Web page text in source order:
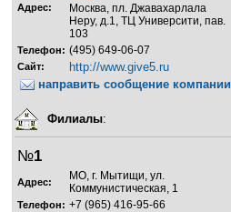
Адрес:
Москва, пл. Джавахарлала
Неру, д.1, ТЦ Университи, пав.
103
Телефон: (495) 649-06-07
Сайт:
http://www.give5.ru
направить сообщение компании
Филиалы:
№1
Адрес:
МО, г. Мытищи, ул.
Коммунистическая, 1
Телефон: +7 (965) 416-95-66